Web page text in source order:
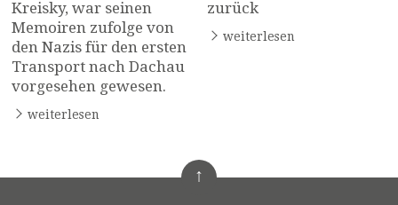
Kreisky, war seinen
Memoiren zufolge von
den Nazis für den ersten
Transport nach Dachau
vorgesehen gewesen.
weiterlesen
zurück
weiterlesen